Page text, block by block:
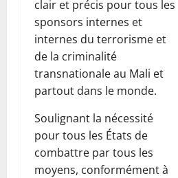
clair et précis pour tous les
sponsors internes et
internes du terrorisme et
de la criminalité
transnationale au Mali et
partout dans le monde.
Soulignant la nécessité
pour tous les États de
combattre par tous les
moyens, conformément à